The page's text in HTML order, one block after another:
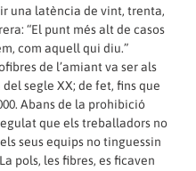
una latència de vint, trenta,
“El punt més alt de casos
com aquell qui diu.”
de l’amiant va ser als
segle XX; de fet, fins que
Abans de la prohibició
que els treballadors no
seus equips no tinguessin
pols, les fibres, es ficaven